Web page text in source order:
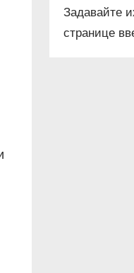
Задавайте
странице